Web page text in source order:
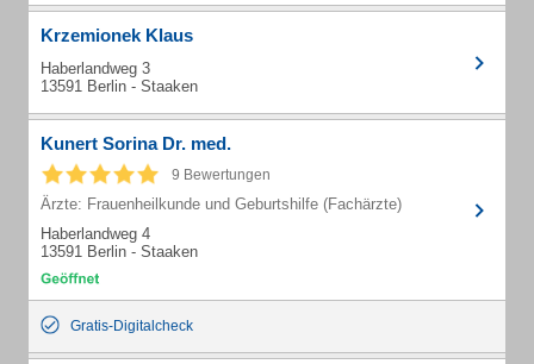
Krzemionek Klaus
Haberlandweg 3
13591 Berlin - Staaken
Kunert Sorina Dr. med.
9 Bewertungen
Ärzte: Frauenheilkunde und Geburtshilfe (Fachärzte)
Haberlandweg 4
13591 Berlin - Staaken
Gratis-Digitalcheck